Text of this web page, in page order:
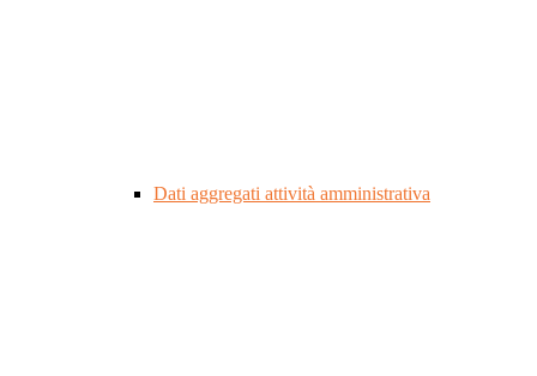
Dati aggregati attività amministrativa